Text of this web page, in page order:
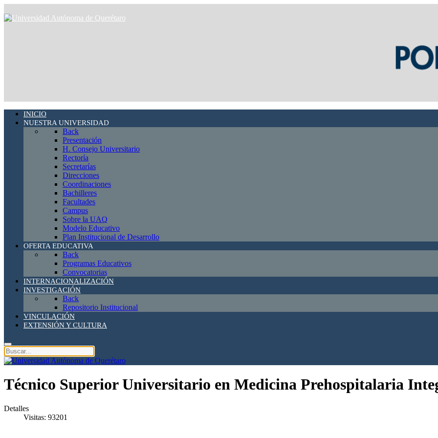
INICIO
NUESTRA UNIVERSIDAD
Back
Presentación
H. Consejo Universitario
Rectoría
Secretarías
Direcciones
Coordinaciones
Bachilleres
Facultades
Campus
Sobre la UAQ
Modelo Educativo
Plan Institucional de Desarrollo
OFERTA EDUCATIVA
Back
Programas Educativos
Convocatorias
INTERNACIONALIZACIÓN
INVESTIGACIÓN
Back
Repositorio Institucional
VINCULACIÓN
EXTENSIÓN Y CULTURA
Técnico Superior Universitario en Medicina Prehospitalaria
Detalles
Visitas: 93201